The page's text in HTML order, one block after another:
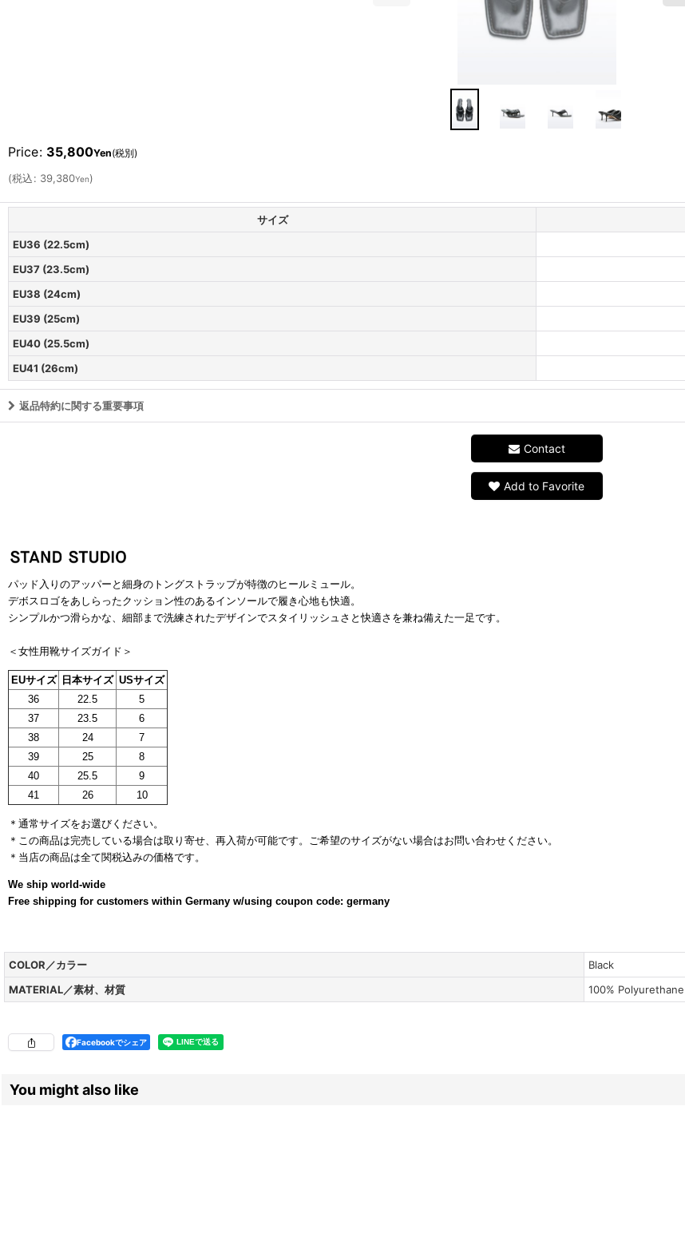
Price: 35,800Yen(税別)
(税込: 39,380Yen)
サイズ
EU36 (22.5cm)
EU37 (23.5cm)
EU38 (24cm)
EU39 (25cm)
EU40 (25.5cm)
EU41 (26cm)
返品特約に関する重要事項
Contact
Add to Favorite
パッド入りのアッパーと細身のトングストラップが特徴のヒールミュール。
デボスロゴをあしらったクッション性のあるインソールで履き心地も快適。
シンプルかつ滑らかな、細部まで洗練されたデザインでスタイリッシュさと快適さを兼ね備えた一足です。
＜女性用靴サイズガイド＞
EUサイズ 日本サイズ USサイズ
36
22.5
5
37
23.5
6
38
24
7
39
25
8
40
25.5
9
41
26 10
＊通常サイズをお選びください。
＊この商品は完売している場合は取り寄せ、再入荷が可能です。ご希望のサイズがない場合はお問い合わせください。
＊当店の商品は全て関税込みの価格です。
We ship world-wide
Free shipping for customers within Germany w/using coupon code: germany
COLOR／カラー
Black
MATERIAL／素材、材質
100% Polyurethane
Facebookでシェア
You might also like